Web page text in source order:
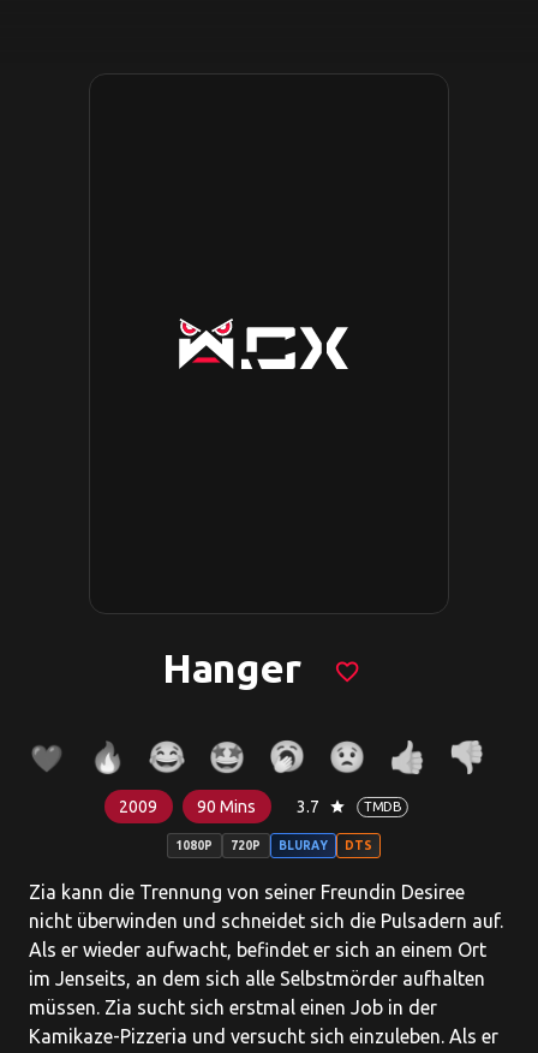
Hanger favorite_border
2009 90 Mins 3.7 star TMDB
1080P 720P BLURAY DTS
Zia kann die Trennung von seiner Freundin Desiree
nicht überwinden und schneidet sich die Pulsadern auf.
Als er wieder aufwacht, befindet er sich an einem Ort
im Jenseits, an dem sich alle Selbstmörder aufhalten
müssen. Zia sucht sich erstmal einen Job in der
Kamikaze-Pizzeria und versucht sich einzuleben. Als er